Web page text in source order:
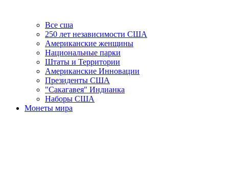
Все сша
250 лет независимости США
Американские женщины
Национальные парки
Штаты и Территории
Американские Инновации
Президенты США
"Сакагавея" Индианка
Наборы США
Монеты мира